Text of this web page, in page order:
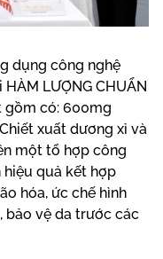
dụng công nghệ
LƯỢNG CHUẨN
gồm có: 600mg
xuất dương xỉ và
một tổ hợp công
quả kết hợp
hóa, ức chế hình
bảo vệ da trước các